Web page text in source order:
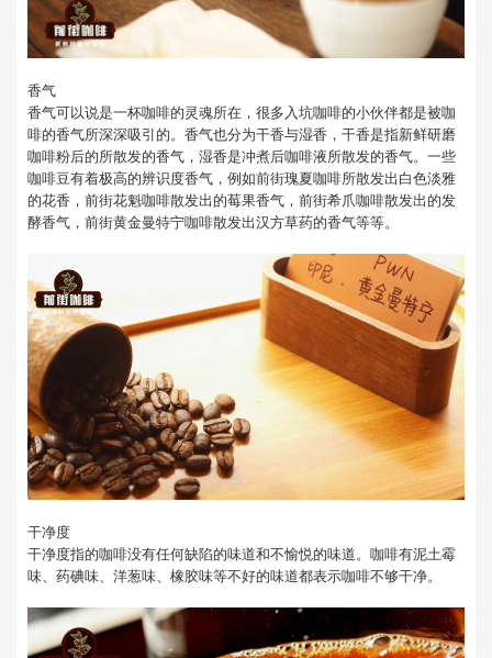
香气
香气可以说是一杯咖啡的灵魂所在，很多入坑咖啡的小伙伴都是被咖
啡的香气所深深吸引的。香气也分为干香与湿香，干香是指新鲜研磨
咖啡粉后的所散发的香气，湿香是冲煮后咖啡液所散发的香气。一些
咖啡豆有着极高的辨识度香气，例如前街瑰夏咖啡所散发出白色淡雅
的花香，前街花魁咖啡散发出的莓果香气，前街希爪咖啡散发出的发
酵香气，前街黄金曼特宁咖啡散发出汉方草药的香气等等。
干净度
干净度指的咖啡没有任何缺陷的味道和不愉悦的味道。咖啡有泥土霉
味、药碘味、洋葱味、橡胶味等不好的味道都表示咖啡不够干净。